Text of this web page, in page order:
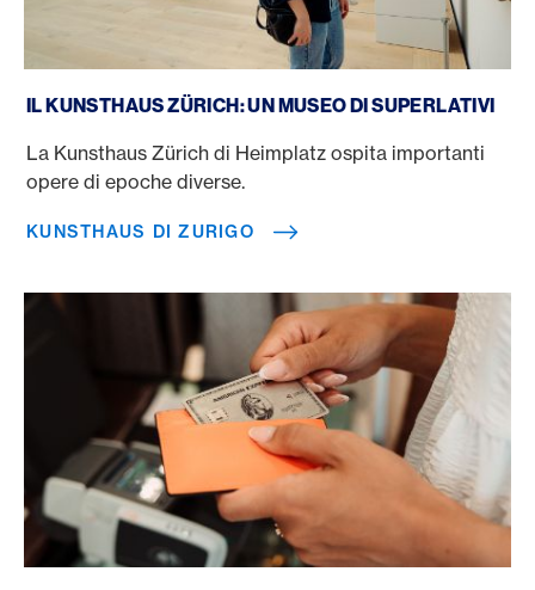
IL KUNSTHAUS ZÜRICH: UN MUSEO DI SUPERLATIVI
La Kunsthaus Zürich di Heimplatz ospita importanti
opere di epoche diverse.
KUNSTHAUS DI ZURIGO